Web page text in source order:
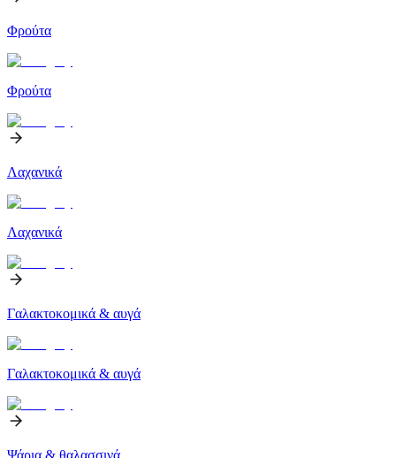
Φρούτα
Φρούτα
Λαχανικά
Λαχανικά
Γαλακτοκομικά & αυγά
Γαλακτοκομικά & αυγά
Ψάρια & θαλασσινά